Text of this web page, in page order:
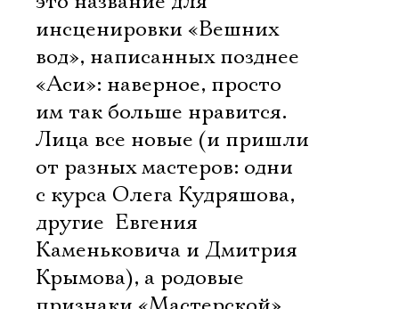
инсценировки «Вешних
вод», написанных позднее
«Аси»: наверное, просто
им так больше нравится.
Лица все новые (и пришли
от разных мастеров: одни
с курса Олега Кудряшова,
другие  Евгения
Каменьковича и Дмитрия
Крымова), а родовые